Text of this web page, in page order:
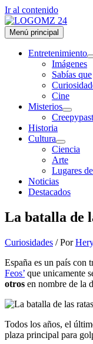
Ir al contenido
Menú principal
Entretenimiento
Imágenes
Sabías que
Cine
Misterios
Historia
Cultura
Ciencia
Arte
Lugares
Noticias
Destacados
La batalla de
Curiosidades / Por
España es un país con
Feos’ que unicamente
otros en nombre de la
Todos los años, el
plaza principal para